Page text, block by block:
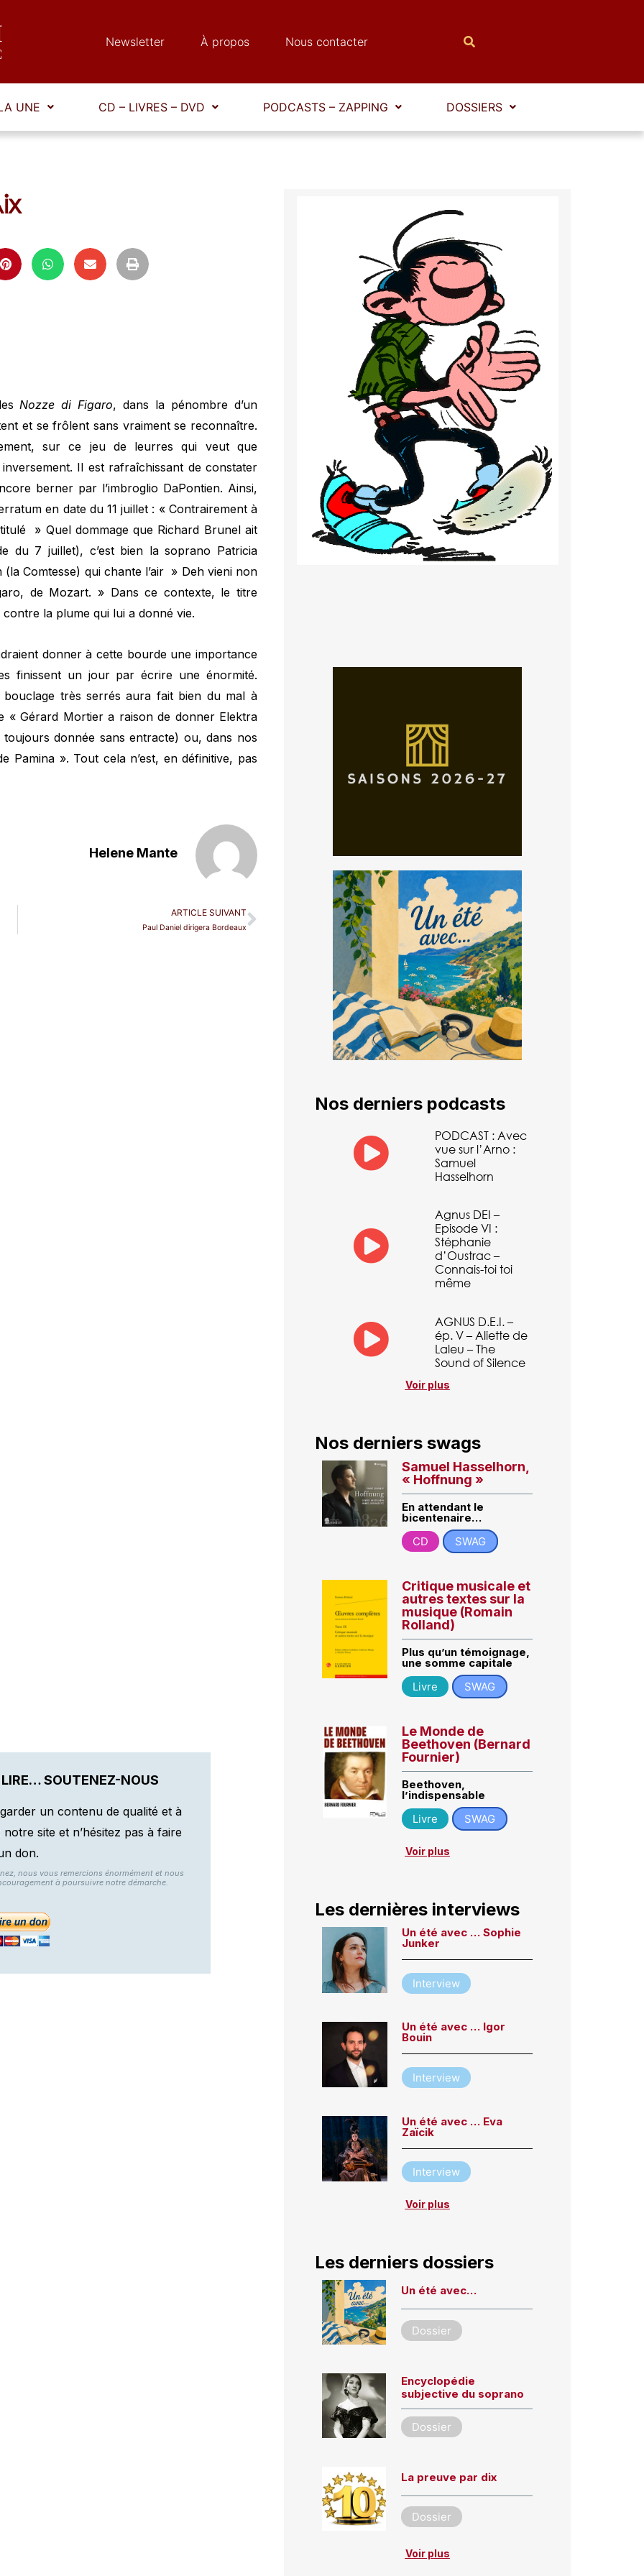
Newsletter À propos Nous contacter
UNE CD – LIVRES – DVD PODCASTS – ZAPPING DOSSIERS
Nozze di Figaro, dans la pénombre d’un
et se frôlent sans vraiment se reconnaître.
sur ce jeu de leurres qui veut que
Il est rafraîchissant de constater
berner par l’imbroglio DaPontien. Ainsi,
en date du 11 juillet : « Contrairement à
» Quel dommage que Richard Brunel ait
7 juillet), c’est bien la soprano Patricia
Comtesse) qui chante l’air » Deh vieni non
de Mozart. » Dans ce contexte, le titre
la plume qui lui a donné vie.
donner à cette bourde une importance
finissent un jour par écrire une énormité.
bouclage très serrés aura fait bien du mal à
« Gérard Mortier a raison de donner Elektra
donnée sans entracte) ou, dans nos
Pamina ». Tout cela n’est, en définitive, pas
Helene Mante
ARTICLE SUIVANT
Paul Daniel dirigera Bordeaux
SOUTENEZ-NOUS
un contenu de qualité et à
site et n’hésitez pas à faire
don.
nous vous remercions énormément et nous
à poursuivre notre démarche.
Nos derniers podcasts
PODCAST : Avec
vue sur l’Arno :
Samuel
Hasselhorn
Agnus DEI –
Episode VI :
Stéphanie
d’Oustrac –
Connais-toi toi
même
AGNUS D.E.I. –
ép. V – Aliette de
Laleu – The
Sound of Silence
Voir plus
Nos derniers swags
Samuel Hasselhorn,
« Hoffnung »
En attendant le
bicentenaire…
CD
SWAG
Critique musicale et
autres textes sur la
musique (Romain
Rolland)
Plus qu’un témoignage,
une somme capitale
Livre
SWAG
Le Monde de
Beethoven (Bernard
Fournier)
Beethoven,
l’indispensable
Livre
SWAG
Voir plus
Les dernières interviews
Un été avec … Sophie
Junker
Interview
Un été avec … Igor
Bouin
Interview
Un été avec … Eva
Zaïcik
Interview
Voir plus
Les derniers dossiers
Un été avec…
Dossier
Encyclopédie
subjective du soprano
Dossier
La preuve par dix
Dossier
Voir plus